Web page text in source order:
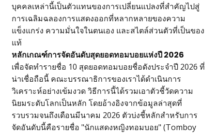
บุคคลเหล่านี้เป็นตัวแทนของการเปลี่ยนแปลงที่สำคัญไปสู่
การเฉลิมฉลองการแสดงออกที่หลากหลายของความ
แข็งแกร่ง ความมั่นใจในตนเอง และสไตล์ส่วนตัวที่เป็นของ
แท้
หลักเกณฑ์การจัดอันดับสุดยอดทอมบอยแห่งปี 2026
เพื่อจัดทำรายชื่อ 10 สุดยอดทอมบอยชื่อดังประจำปี 2026 ที่
น่าเชื่อถือนี้ คณะบรรณาธิการของเราได้ดำเนินการ
วิเคราะห์อย่างเข้มงวด วิธีการนี้ได้รวมเอาตัวชี้วัดความ
นิยมระดับโลกเป็นหลัก โดยอ้างอิงจากข้อมูลล่าสุดที่
รวบรวมจนถึงเดือนมีนาคม 2026 ตัวบ่งชี้หลักสำหรับการ
จัดอันดับนี้คือรายชื่อ "นักแสดงหญิงทอมบอย" (Tomboy